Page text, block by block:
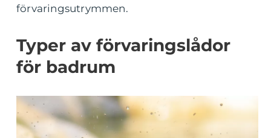
förvaringsutrymmen.
Typer av förvaringslådor
för badrum